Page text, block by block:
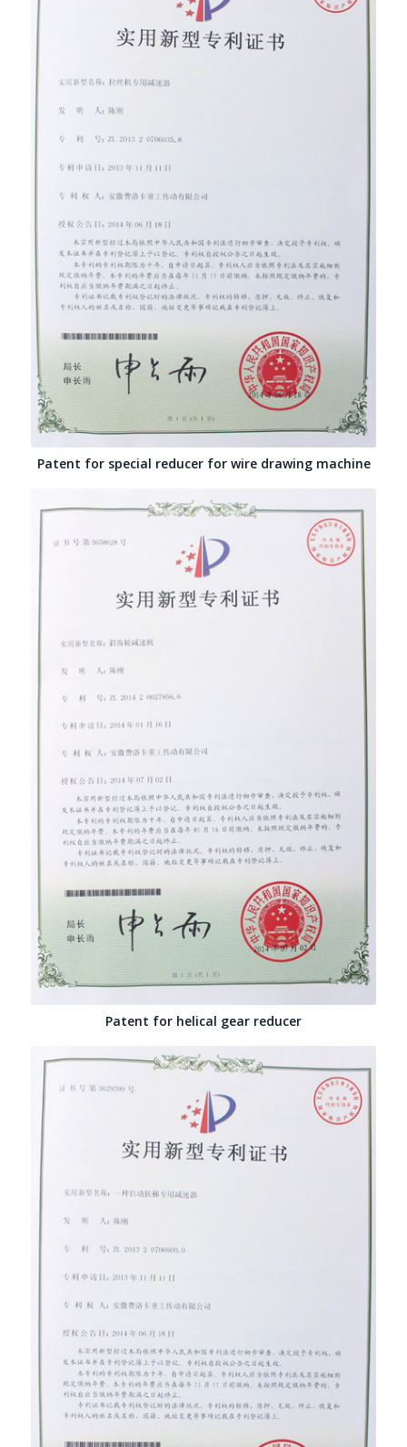
Patent for special reducer for wire drawing machine
Patent for helical gear reducer